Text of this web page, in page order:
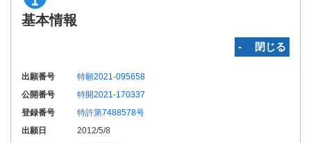
基本情報
‐ 閉じる
出願番号
特願2021-095658
公開番号
特開2021-170337
登録番号
特許第7488578号
出願日
2012/5/8